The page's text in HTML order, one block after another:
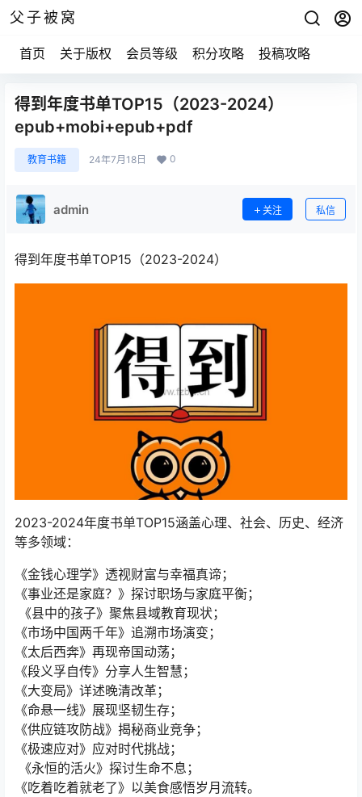
父子被窝
首页 关于版权 会员等级 积分攻略 投稿攻略
得到年度书单TOP15（2023-2024）
epub+mobi+epub+pdf
教育书籍 24年7月18日 0
admin 关注 私信
得到年度书单TOP15（2023-2024）
2023-2024年度书单TOP15涵盖心理、社会、历史、经济
等多领域：
《金钱心理学》透视财富与幸福真谛；
《事业还是家庭？》探讨职场与家庭平衡；
《县中的孩子》聚焦县域教育现状；
《市场中国两千年》追溯市场演变；
《太后西奔》再现帝国动荡；
《段义孚自传》分享人生智慧；
《大变局》详述晚清改革；
《命悬一线》展现坚韧生存；
《供应链攻防战》揭秘商业竞争；
《极速应对》应对时代挑战；
《永恒的活火》探讨生命不息；
《吃着吃着就老了》以美食感悟岁月流转。